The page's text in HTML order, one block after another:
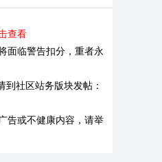
查看
面临警告扣分，重者永
到社区站务版块发帖：
告或不健康内容，请举